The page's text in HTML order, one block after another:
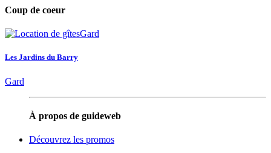
Coup de coeur
Les Jardins du Barry
Gard
À propos de guideweb
Découvrez les promos